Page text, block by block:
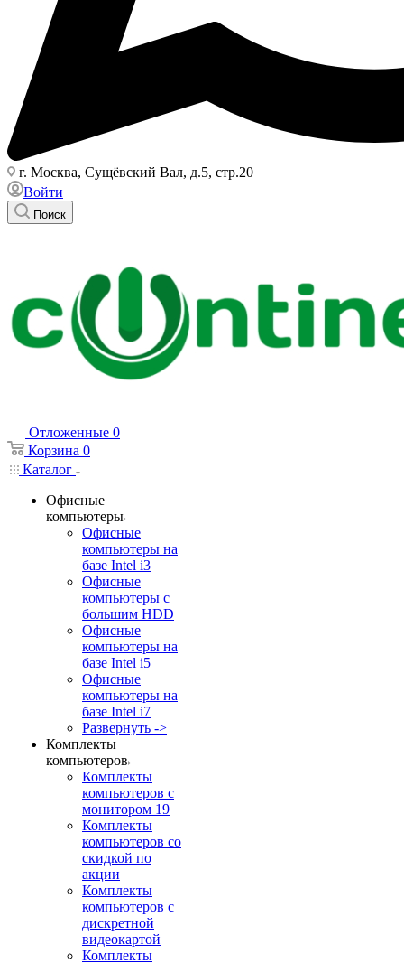
г. Москва, Сущёвский Вал, д.5, стр.20
Войти
Поиск
Отложенные 0
Корзина 0
Каталог
Офисные
компьютеры
Офисные
компьютеры на
базе Intel i3
Офисные
компьютеры с
большим HDD
Офисные
компьютеры на
базе Intel i5
Офисные
компьютеры на
базе Intel i7
Развернуть ->
Комплекты
компьютеров
Комплекты
компьютеров с
монитором 19
Комплекты
компьютеров со
скидкой по
акции
Комплекты
компьютеров с
дискретной
видеокартой
Комплекты